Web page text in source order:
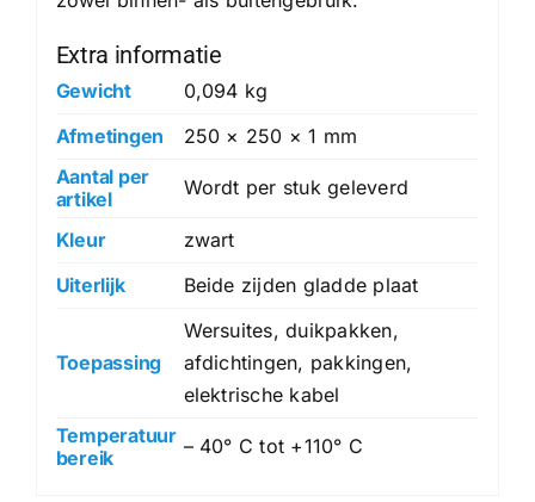
Extra informatie
Gewicht
0,094 kg
Afmetingen
250 × 250 × 1 mm
Aantal per
artikel
Wordt per stuk geleverd
Kleur
zwart
Uiterlijk
Beide zijden gladde plaat
Toepassing
Wersuites, duikpakken,
afdichtingen, pakkingen,
elektrische kabel
Temperatuur
bereik
– 40° C tot +110° C